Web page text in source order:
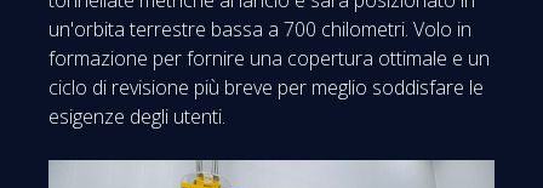
un'orbita terrestre bassa a 700 chilometri. Volo in
formazione per fornire una copertura ottimale e un
ciclo di revisione più breve per meglio soddisfare le
esigenze degli utenti.